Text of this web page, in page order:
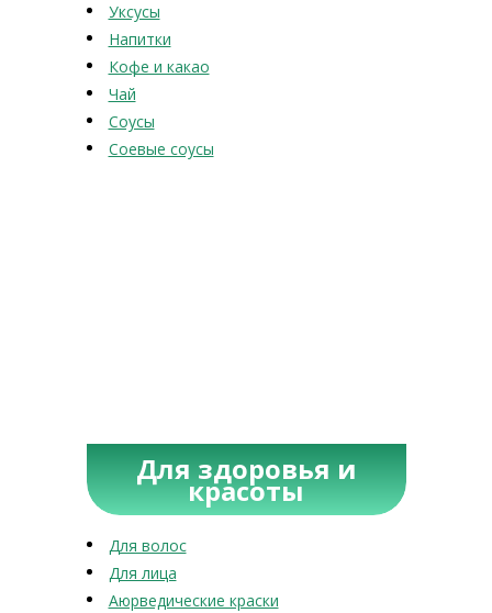
Уксусы
Напитки
Кофе и какао
Чай
Соусы
Соевые соусы
Для здоровья и
красоты
Для волос
Для лица
Аюрведические краски